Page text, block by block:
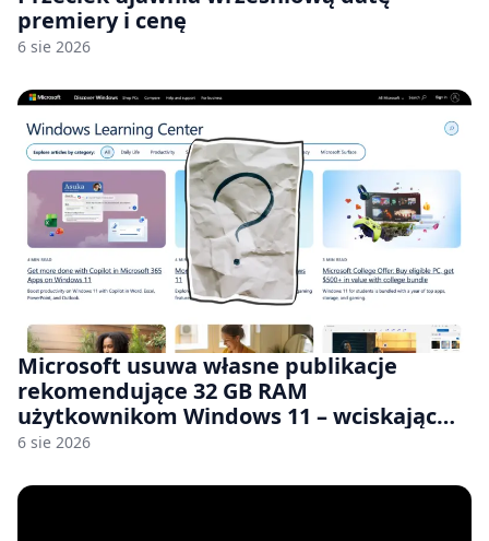
premiery i cenę
6 sie 2026
Microsoft usuwa własne publikacje
rekomendujące 32 GB RAM
użytkownikom Windows 11 – wciskając
nam przy tym komputery z 8 GB RAM po
6 sie 2026